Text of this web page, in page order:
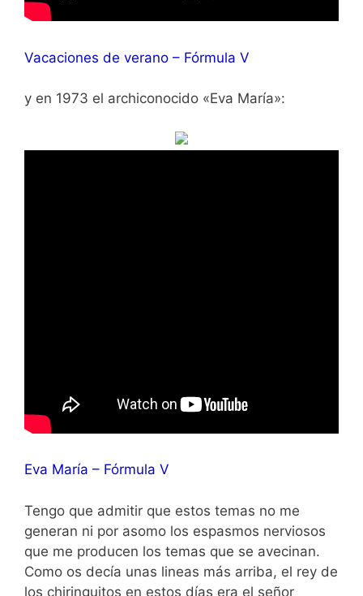
Vacaciones de verano – Fórmula V
y en 1973 el archiconocido «Eva María»:
Eva María – Fórmula V
Tengo que admitir que estos temas no me
generan ni por asomo los espasmos nerviosos
que me producen los temas que se avecinan.
Como os decía unas lineas más arriba, el rey de
los chiringuitos en estos días era el señor